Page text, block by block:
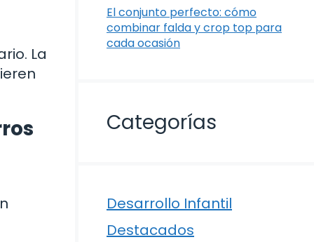
La
El conjunto perfecto: cómo
combinar falda y crop top para
cada ocasión
Categorías
Desarrollo Infantil
Destacados